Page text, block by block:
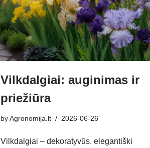
Vilkdalgiai: auginimas ir
priežiūra
byAgronomija.lt 2026-06-26
Vilkdalgiai – dekoratyvūs, elegantiški